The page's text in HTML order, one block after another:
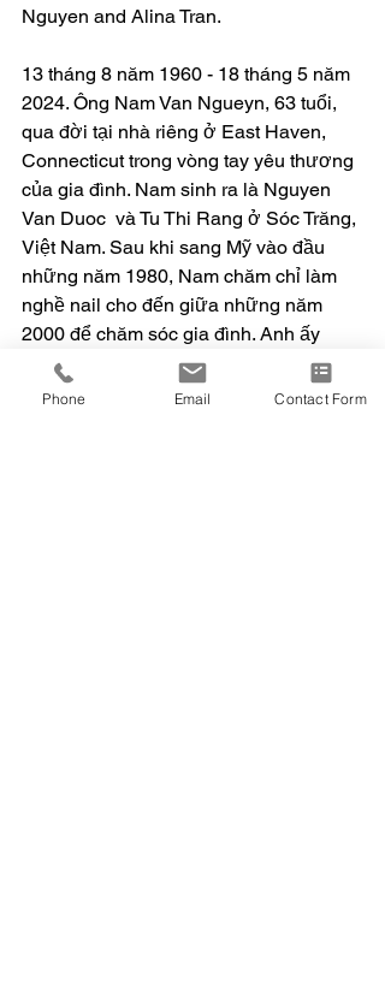
Nguyen and Alina Tran.
13 tháng 8 năm 1960 - 18 tháng 5 năm
2024. Ông Nam Van Ngueyn, 63 tuổi,
qua đời tại nhà riêng ở East Haven,
Connecticut trong vòng tay yêu thương
của gia đình. Nam sinh ra là Nguyen
Van Duoc  và Tu Thi Rang ở Sóc Trăng,
Việt Nam. Sau khi sang Mỹ vào đầu
những năm 1980, Nam chăm chỉ làm
nghề nail cho đến giữa những năm
2000 để chăm sóc gia đình. Anh ấy
thích nấu ăn, câu cá và dành thời gian
cho gia đình. Nam được sống sót nhờ
Phone Email Contact Form